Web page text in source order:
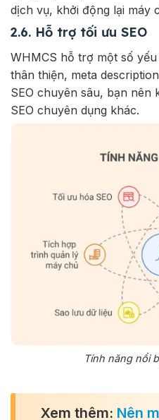
dịch vụ, khởi động lại máy
2.6. Hỗ trợ tối ưu SEO
WHMCS hỗ trợ một số
thân thiện, meta
SEO chuyên sâu, bạn nên
SEO chuyên dụng khác.
Tính năng nổi
Xem thêm: Nên